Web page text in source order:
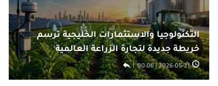
التكنولوجيا والاستثمارات الخليجية ترسم
خريطة جديدة لتجارة الزراعة العالمية
2026-05-21 | 00:06